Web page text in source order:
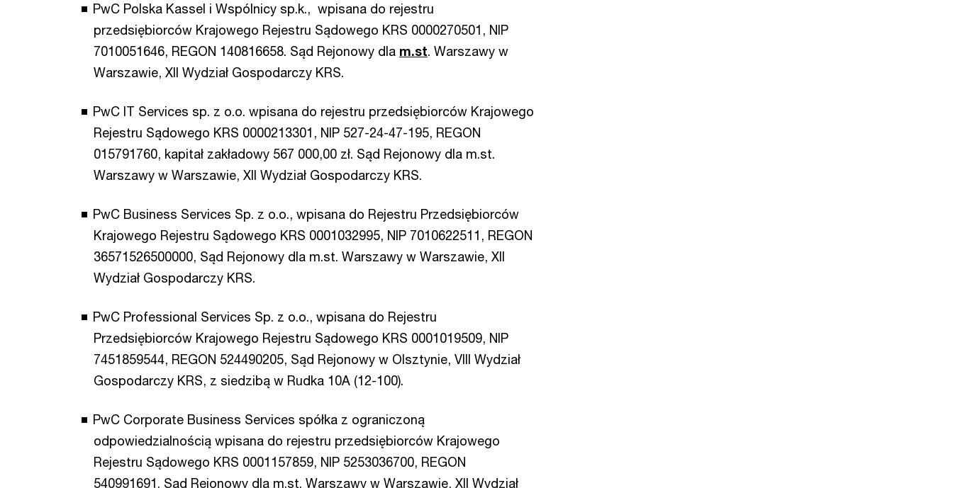
PwC Polska Kassel i Wspólnicy sp.k., wpisana do rejestru
przedsiębiorców Krajowego Rejestru Sądowego KRS 0000270501, NIP
7010051646, REGON 140816658. Sąd Rejonowy dla m.st. Warszawy w
Warszawie, XII Wydział Gospodarczy KRS.
PwC IT Services sp. z o.o. wpisana do rejestru przedsiębiorców Krajowego
Rejestru Sądowego KRS 0000213301, NIP 527-24-47-195, REGON
015791760, kapitał zakładowy 567 000,00 zł. Sąd Rejonowy dla m.st.
Warszawy w Warszawie, XII Wydział Gospodarczy KRS.
PwC Business Services Sp. z o.o., wpisana do Rejestru Przedsiębiorców
Krajowego Rejestru Sądowego KRS 0001032995, NIP 7010622511, REGON
36571526500000, Sąd Rejonowy dla m.st. Warszawy w Warszawie, XII
Wydział Gospodarczy KRS.
PwC Professional Services Sp. z o.o., wpisana do Rejestru
Przedsiębiorców Krajowego Rejestru Sądowego KRS 0001019509, NIP
7451859544, REGON 524490205, Sąd Rejonowy w Olsztynie, VIII Wydział
Gospodarczy KRS, z siedzibą w Rudka 10A (12-100).
PwC Corporate Business Services spółka z ograniczoną
odpowiedzialnością wpisana do rejestru przedsiębiorców Krajowego
Rejestru Sądowego KRS 0001157859, NIP 5253036700, REGON
540991691. Sąd Rejonowy dla m.st. Warszawy w Warszawie, XII Wydział